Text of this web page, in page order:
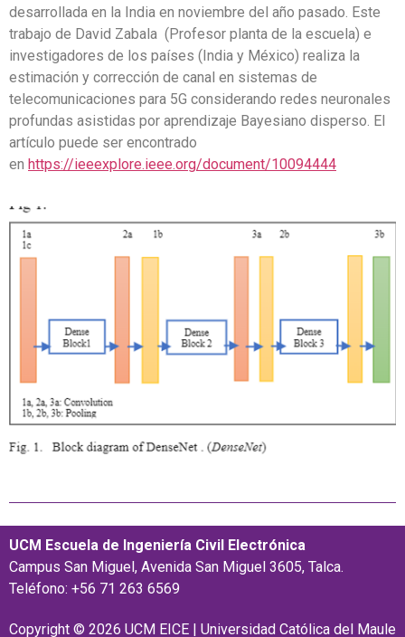
desarrollada en la India en noviembre del año pasado. Este
trabajo de David Zabala (Profesor planta de la escuela) e
investigadores de los países (India y México) realiza la
estimación y corrección de canal en sistemas de
telecomunicaciones para 5G considerando redes neuronales
profundas asistidas por aprendizaje Bayesiano disperso. El
artículo puede ser encontrado
en https://ieeexplore.ieee.org/document/10094444
UCM Escuela de Ingeniería Civil Electrónica
Campus San Miguel, Avenida San Miguel 3605, Talca.
Teléfono: +56 71 263 6569
Copyright © 2026 UCM EICE | Universidad Católica del Maule